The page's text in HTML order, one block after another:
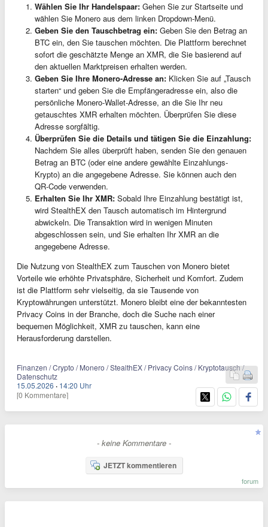
Wählen Sie Ihr Handelspaar: Gehen Sie zur Startseite und
wählen Sie Monero aus dem linken Dropdown-Menü.
Geben Sie den Tauschbetrag ein: Geben Sie den Betrag an
BTC ein, den Sie tauschen möchten. Die Plattform berechnet
sofort die geschätzte Menge an XMR, die Sie basierend auf
den aktuellen Marktpreisen erhalten werden.
Geben Sie Ihre Monero-Adresse an: Klicken Sie auf „Tausch
starten“ und geben Sie die Empfängeradresse ein, also die
persönliche Monero-Wallet-Adresse, an die Sie Ihr neu
getauschtes XMR erhalten möchten. Überprüfen Sie diese
Adresse sorgfältig.
Überprüfen Sie die Details und tätigen Sie die Einzahlung:
Nachdem Sie alles überprüft haben, senden Sie den genauen
Betrag an BTC (oder eine andere gewählte Einzahlungs-
Krypto) an die angegebene Adresse. Sie können auch den
QR-Code verwenden.
Erhalten Sie Ihr XMR: Sobald Ihre Einzahlung bestätigt ist,
wird StealthEX den Tausch automatisch im Hintergrund
abwickeln. Die Transaktion wird in wenigen Minuten
abgeschlossen sein, und Sie erhalten Ihr XMR an die
angegebene Adresse.
Die Nutzung von StealthEX zum Tauschen von Monero bietet
Vorteile wie erhöhte Privatsphäre, Sicherheit und Komfort. Zudem
ist die Plattform sehr vielseitig, da sie Tausende von
Kryptowährungen unterstützt. Monero bleibt eine der bekanntesten
Privacy Coins in der Branche, doch die Suche nach einer
bequemen Möglichkeit, XMR zu tauschen, kann eine
Herausforderung darstellen.
Finanzen / Crypto / Monero / StealthEX / Privacy Coins / Kryptotausch /
Datenschutz
15.05.2026 · 14:20 Uhr
[0 Kommentare]
- keine Kommentare -
JETZT kommentieren
forum